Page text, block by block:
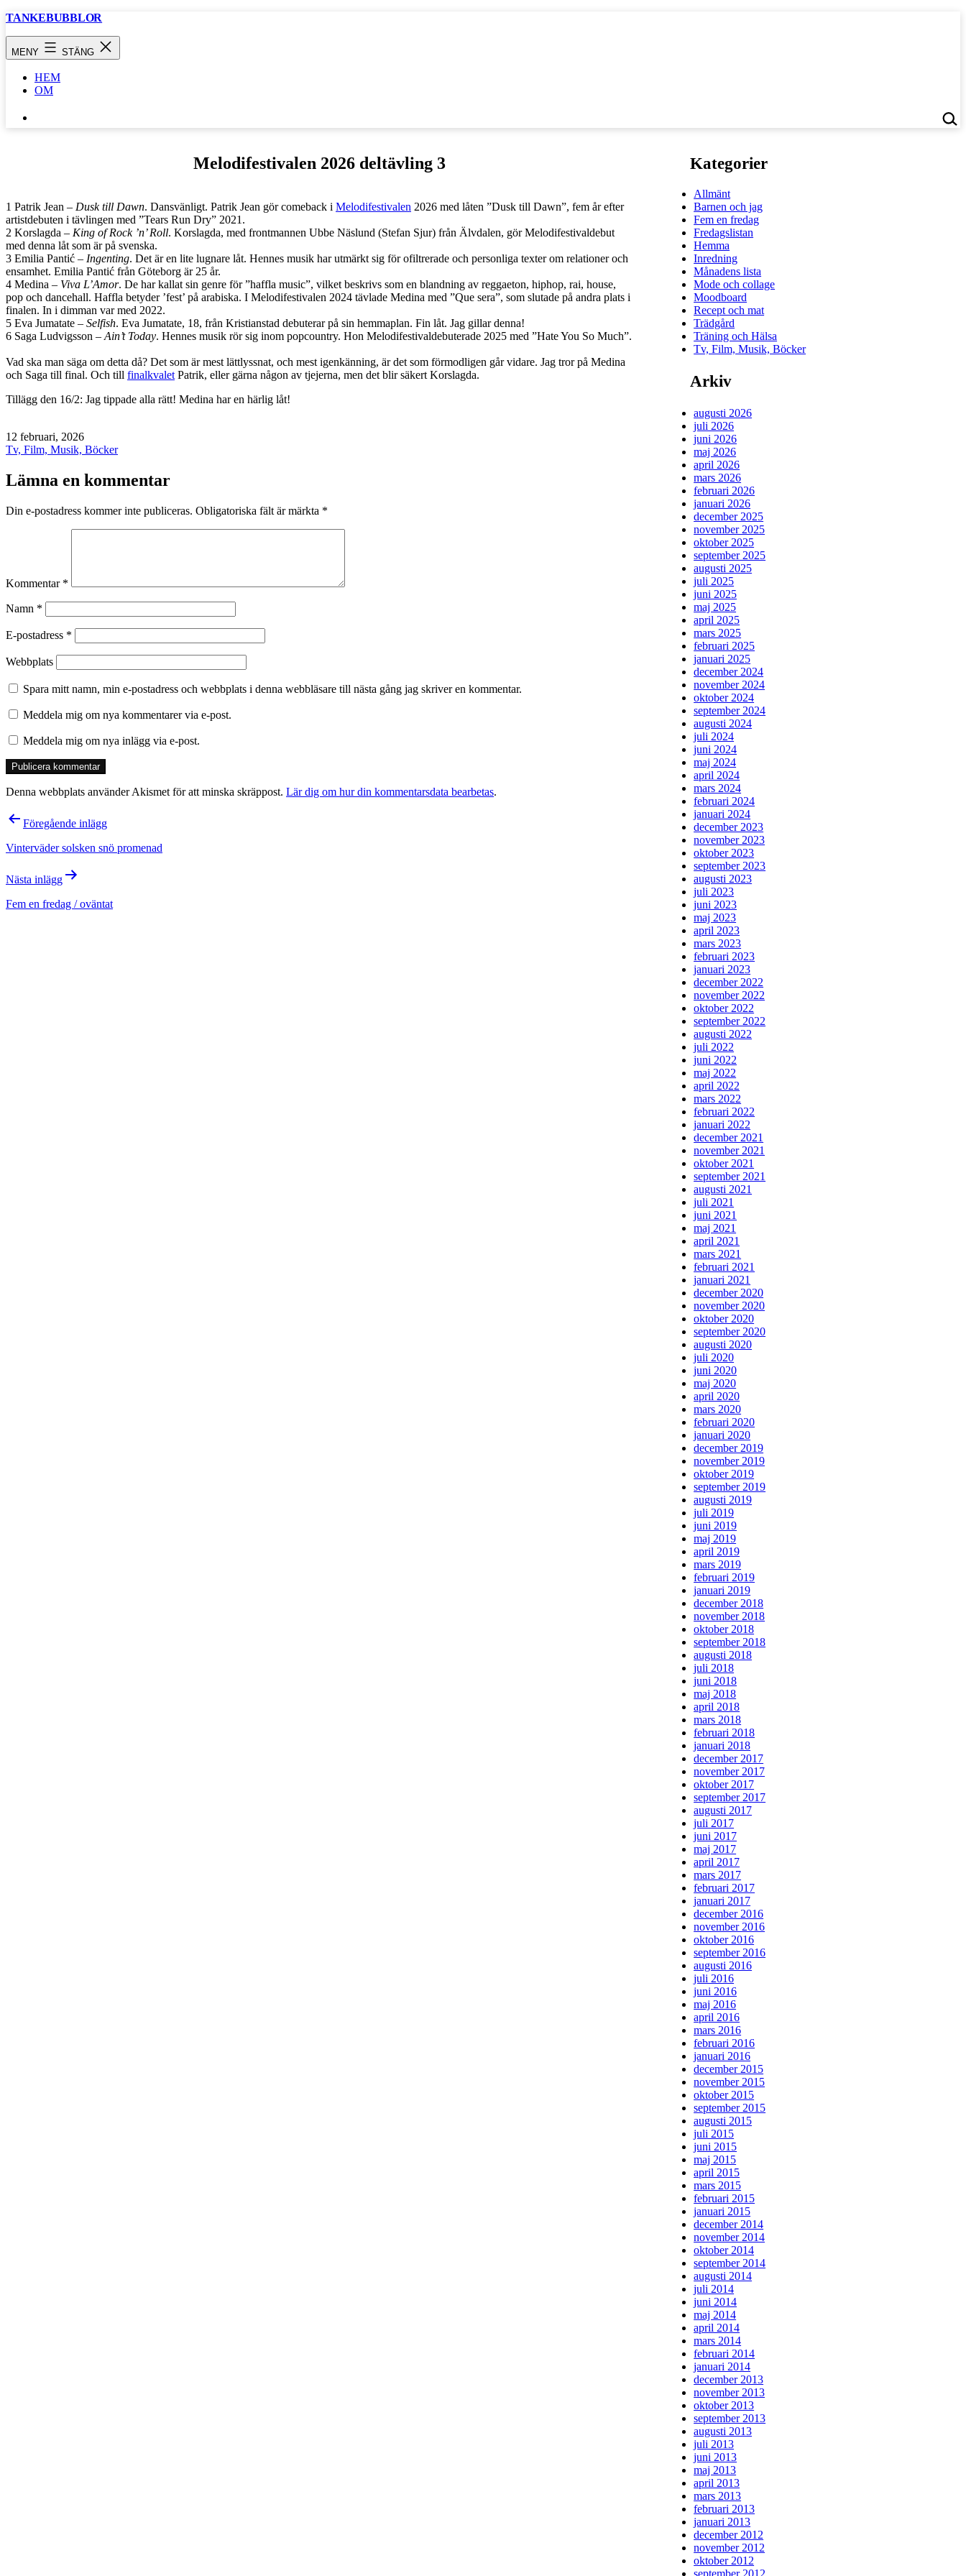
Hoppa
TANKEBUBBLOR
MENY STÄNG
HEM
OM
…
Melodifestivalen 2026 deltävling 3
1 Patrik Jean – Dusk till Dawn. Dansvänligt. Patrik Jean gör comeback i Melodifestivalen 2026 med låten ”Dusk till Dawn”, fem år efter
artistdebuten i tävlingen med ”Tears Run Dry” 2021.
2 Korslagda – King of Rock ’n’ Roll. Korslagda, med frontmannen Ubbe Näslund (Stefan Sjur) från Älvdalen, gör Melodifestivaldebut
med denna låt som är på svenska.
3 Emilia Pantić – Ingenting. Det är en lite lugnare låt. Hennes musik har utmärkt sig för ofiltrerade och personliga texter om relationer och
ensamhet. Emilia Pantić från Göteborg är 25 år.
4 Medina – Viva L’Amor. De har kallat sin genre för ”haffla music”, vilket beskrivs som en blandning av reggaeton, hiphop, rai, house,
pop och dancehall. Haffla betyder ’fest’ på arabiska. I Melodifestivalen 2024 tävlade Medina med ”Que sera”, som slutade på andra plats i
finalen. In i dimman var med 2022.
5 Eva Jumatate – Selfish. Eva Jumatate, 18, från Kristianstad debuterar på sin hemmaplan. Fin låt. Jag gillar denna!
6 Saga Ludvigsson – Ain’t Today. Hennes musik rör sig inom popcountry. Hon Melodifestivaldebuterade 2025 med ”Hate You So Much”.
Vad ska man säga om detta då? Det som är mest lättlyssnat, och mest igenkänning, är det som förmodligen går vidare. Jag tror på Medina
och Saga till final. Och till finalkvalet Patrik, eller gärna någon av tjejerna, men det blir säkert Korslagda.
Tillägg den 16/2: Jag tippade alla rätt! Medina har en härlig låt!
Publicerat
den
12 februari, 2026
Kategoriserat
Tv, Film, Musik, Böcker
Lämna en kommentar
Din e-postadress kommer inte publiceras. Obligatoriska fält är märkta *
Kommentar *
Namn *
E-postadress *
Webbplats
Spara mitt namn, min e-postadress och webbplats i denna webbläsare till nästa gång jag skriver en kommentar.
Meddela mig om nya kommentarer via e-post.
Meddela mig om nya inlägg via e-post.
Denna webbplats använder Akismet för att minska skräppost. Lär dig om hur din kommentarsdata bearbetas.
Inläggsnavigering
Föregående inlägg
Vinterväder solsken snö promenad
Nästa inlägg
Fem en fredag / oväntat
Kategorier
Allmänt
Barnen och jag
Fem en fredag
Fredagslistan
Hemma
Inredning
Månadens lista
Mode och collage
Moodboard
Recept och mat
Trädgård
Träning och Hälsa
Tv, Film, Musik, Böcker
Arkiv
augusti 2026
juli 2026
juni 2026
maj 2026
april 2026
mars 2026
februari 2026
januari 2026
december 2025
november 2025
oktober 2025
september 2025
augusti 2025
juli 2025
juni 2025
maj 2025
april 2025
mars 2025
februari 2025
januari 2025
december 2024
november 2024
oktober 2024
september 2024
augusti 2024
juli 2024
juni 2024
maj 2024
april 2024
mars 2024
februari 2024
januari 2024
december 2023
november 2023
oktober 2023
september 2023
augusti 2023
juli 2023
juni 2023
maj 2023
april 2023
mars 2023
februari 2023
januari 2023
december 2022
november 2022
oktober 2022
september 2022
augusti 2022
juli 2022
juni 2022
maj 2022
april 2022
mars 2022
februari 2022
januari 2022
december 2021
november 2021
oktober 2021
september 2021
augusti 2021
juli 2021
juni 2021
maj 2021
april 2021
mars 2021
februari 2021
januari 2021
december 2020
november 2020
oktober 2020
september 2020
augusti 2020
juli 2020
juni 2020
maj 2020
april 2020
mars 2020
februari 2020
januari 2020
december 2019
november 2019
oktober 2019
september 2019
augusti 2019
juli 2019
juni 2019
maj 2019
april 2019
mars 2019
februari 2019
januari 2019
december 2018
november 2018
oktober 2018
september 2018
augusti 2018
juli 2018
juni 2018
maj 2018
april 2018
mars 2018
februari 2018
januari 2018
december 2017
november 2017
oktober 2017
september 2017
augusti 2017
juli 2017
juni 2017
maj 2017
april 2017
mars 2017
februari 2017
januari 2017
december 2016
november 2016
oktober 2016
september 2016
augusti 2016
juli 2016
juni 2016
maj 2016
april 2016
mars 2016
februari 2016
januari 2016
december 2015
november 2015
oktober 2015
september 2015
augusti 2015
juli 2015
juni 2015
maj 2015
april 2015
mars 2015
februari 2015
januari 2015
december 2014
november 2014
oktober 2014
september 2014
augusti 2014
juli 2014
juni 2014
maj 2014
april 2014
mars 2014
februari 2014
januari 2014
december 2013
november 2013
oktober 2013
september 2013
augusti 2013
juli 2013
juni 2013
maj 2013
april 2013
mars 2013
februari 2013
januari 2013
december 2012
november 2012
oktober 2012
september 2012